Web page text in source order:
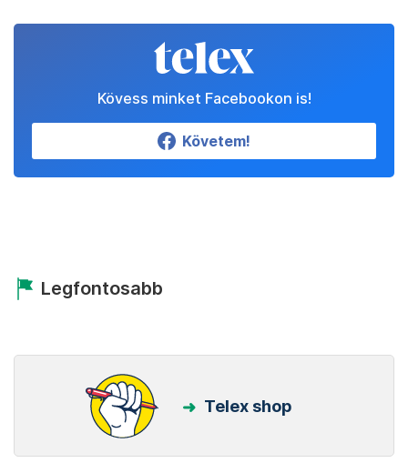
Kövess minket Facebookon is!
Követem!
Legfontosabb
Telex shop